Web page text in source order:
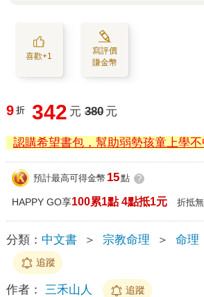
喜歡+1
寫評價
賺金幣
9 折 342 元 380 元
認購希望書包，幫助弱勢孩童上學不
預計最高可得金幣 15點 ?
HAPPY GO享100累1點 4點抵1元 折抵
分類： 中文書 ＞ 宗教命理 ＞ 命理
追蹤
作者： 三禾山人 追蹤